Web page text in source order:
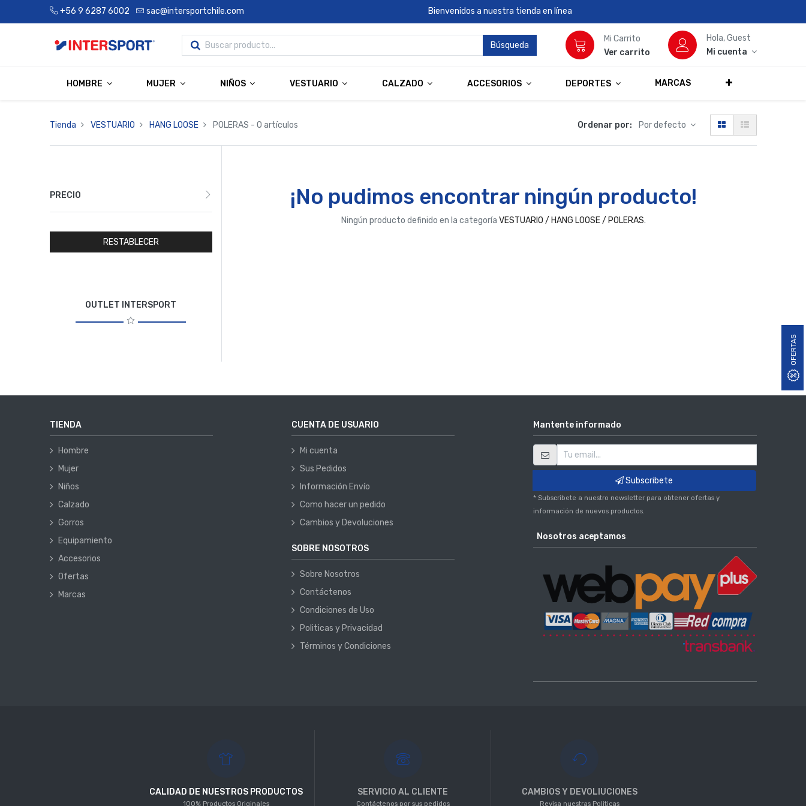
OFERTAS
+56 9 6287 6002 sac@intersportchile.com Bienvenidos a nuestra tienda en línea
Búsqueda
Mi Carrito
Ver carrito
Hola, Guest
Mi cuenta
HOMBRE MUJER NIÑOS VESTUARIO CALZADO ACCESORIOS DEPORTES MARCAS
Tienda VESTUARIO HANG LOOSE POLERAS - 0 artículos Ordenar por: Por defecto
PRECIO
RESTABLECER
OUTLET INTERSPORT
¡No pudimos encontrar ningún producto!
Ningún producto definido en la categoríaVESTUARIO / HANG LOOSE / POLERAS.
TIENDA
Hombre
Mujer
Niños
Calzado
Gorros
Equipamiento
Accesorios
Ofertas
Marcas
CUENTA DE USUARIO
Mi cuenta
Sus Pedidos
Información Envío
Como hacer un pedido
Cambios y Devoluciones
SOBRE NOSOTROS
Sobre Nosotros
Contáctenos
Condiciones de Uso
Politicas y Privacidad
Términos y Condiciones
Mantente informado
Subscribete
* Subscribete a nuestro newsletter para obtener ofertas y
información de nuevos productos.
Nosotros aceptamos
CALIDAD DE NUESTROS PRODUCTOS
100% Productos Originales
SERVICIO AL CLIENTE
Contáctenos por sus pedidos
CAMBIOS Y DEVOLIUCIONES
Revisa nuestras Politicas